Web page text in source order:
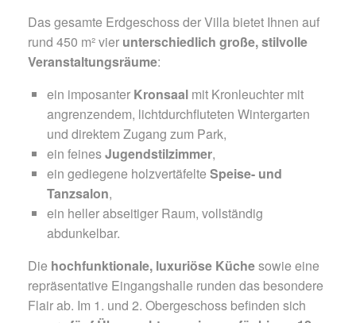
Das gesamte Erdgeschoss der Villa bietet Ihnen auf
rund 450 m² vier unterschiedlich große, stilvolle
Veranstaltungsräume:
ein imposanter Kronsaal mit Kronleuchter mit
angrenzendem, lichtdurchfluteten Wintergarten
und direktem Zugang zum Park,
ein feinesJugendstilzimmer,
ein gediegene holzvertäfelte Speise- und
Tanzsalon,
ein heller abseitiger Raum, vollständig
abdunkelbar.
Die hochfunktionale, luxuriöse Küchesowie eine
repräsentative Eingangshalle runden das besondere
Flair ab. Im 1. und 2. Obergeschoss befinden sich